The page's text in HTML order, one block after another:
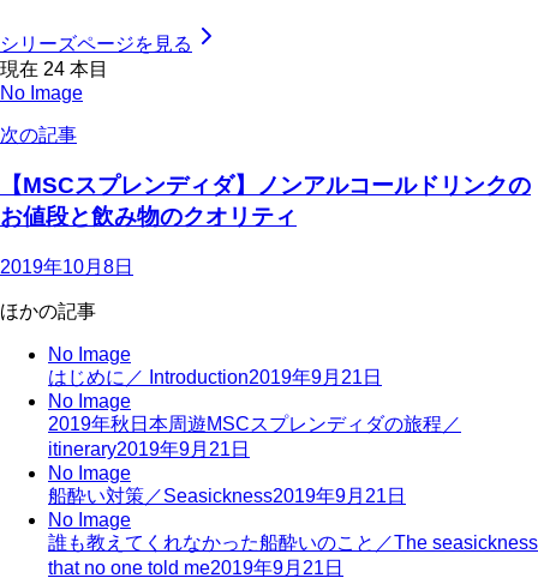
シリーズページを見る
現在 24 本目
No Image
次の記事
【MSCスプレンディダ】ノンアルコールドリンクの
お値段と飲み物のクオリティ
2019年10月8日
ほかの記事
No Image
はじめに／ Introduction2019年9月21日
No Image
2019年秋日本周遊MSCスプレンディダの旅程／
itinerary2019年9月21日
No Image
船酔い対策／Seasickness2019年9月21日
No Image
誰も教えてくれなかった船酔いのこと／The seasickness
that no one told me2019年9月21日